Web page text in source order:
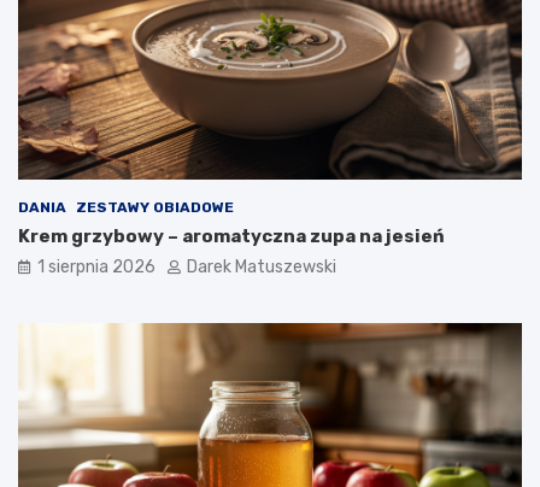
DANIA ZESTAWY OBIADOWE
Krem grzybowy – aromatyczna zupa na jesień
1 sierpnia 2026 Darek Matuszewski